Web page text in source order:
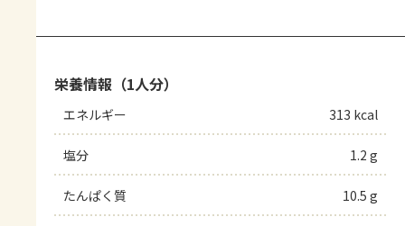
栄養情報（1人分）
エネルギー 313 kcal
塩分 1.2 g
たんぱく質 10.5 g